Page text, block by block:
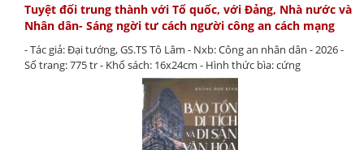
Tuyệt đối trung thành với Tổ quốc, với Đảng, Nhà nước và
Nhân dân- Sáng ngời tư cách người công an cách mạng
- Tác giả: Đại tướng, GS.TS Tô Lâm - Nxb: Công an nhân dân - 2026 -
Số trang: 775 tr - Khổ sách: 16x24cm - Hình thức bìa: cứng